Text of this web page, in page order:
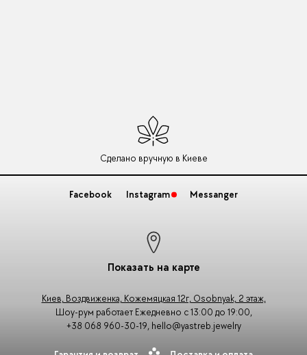
Сделано вручную в Киеве
Facebook Instagram Messanger
Показать на карте
Киев, Воздвиженка, Кожемяцкая 12г, Osobnyak, 2 этаж,
Шоу-рум работает Ежедневно с 13:00 до 19:00,
+38 068 960-30-19, hello@yastreb.jewelry